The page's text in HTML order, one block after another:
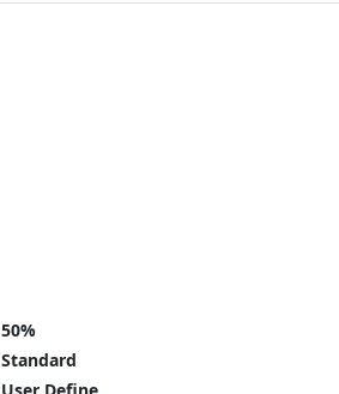
50%
Standard
User Define